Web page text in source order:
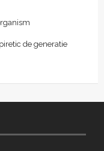
de generatie